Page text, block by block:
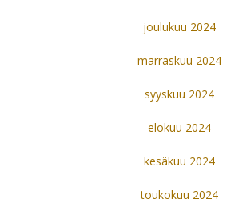
joulukuu 2024
marraskuu 2024
syyskuu 2024
elokuu 2024
kesäkuu 2024
toukokuu 2024